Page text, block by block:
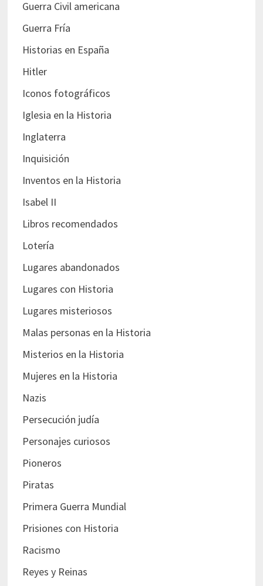
Guerra Civil americana
Guerra Fría
Historias en España
Hitler
Iconos fotográficos
Iglesia en la Historia
Inglaterra
Inquisición
Inventos en la Historia
Isabel II
Libros recomendados
Lotería
Lugares abandonados
Lugares con Historia
Lugares misteriosos
Malas personas en la Historia
Misterios en la Historia
Mujeres en la Historia
Nazis
Persecución judía
Personajes curiosos
Pioneros
Piratas
Primera Guerra Mundial
Prisiones con Historia
Racismo
Reyes y Reinas